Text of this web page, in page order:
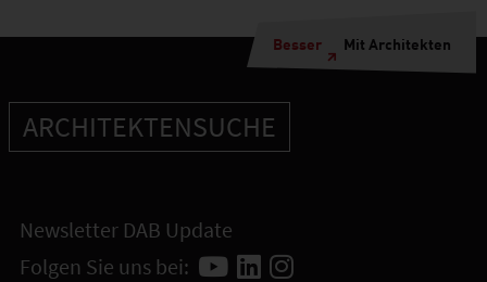
Besser Mit Architekten
ARCHITEKTENSUCHE
Newsletter DAB Update
Folgen Sie uns bei: